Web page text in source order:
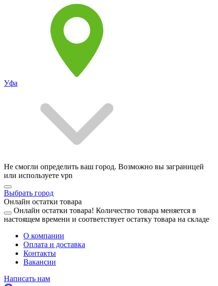
Уфа
Не смогли определить ваш город. Возможно вы заграницей
или используете vpn
Выбрать город
Онлайн остатки товара
Онлайн остатки товара! Количество товара меняется в
настоящем времени и соответствует остатку товара на складе
О компании
Оплата и доставка
Контакты
Вакансии
Написать нам